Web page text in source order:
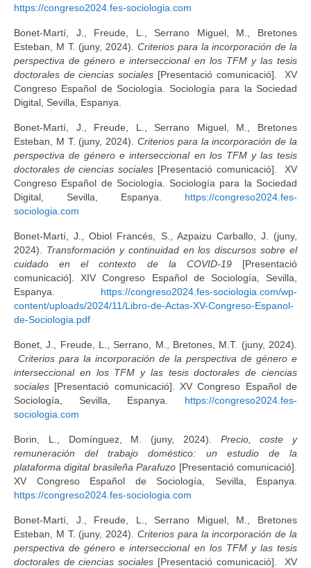
https://congreso2024.fes-sociologia.com
Bonet-Martí, J., Freude, L., Serrano Miguel, M., Bretones
Esteban, M T. (juny, 2024). Criterios para la incorporación de la
perspectiva de género e interseccional en los TFM y las tesis
doctorales de ciencias sociales [Presentació comunicació]. XV
Congreso Español de Sociología. Sociología para la Sociedad
Digital, Sevilla, Espanya.
Bonet-Martí, J., Freude, L., Serrano Miguel, M., Bretones
Esteban, M T. (juny, 2024). Criterios para la incorporación de la
perspectiva de género e interseccional en los TFM y las tesis
doctorales de ciencias sociales [Presentació comunicació]. XV
Congreso Español de Sociología. Sociología para la Sociedad
Digital, Sevilla, Espanya. https://congreso2024.fes-
sociologia.com
Bonet-Martí, J., Obiol Francés, S., Azpaizu Carballo, J. (juny,
2024). Transformación y continuidad en los discursos sobre el
cuidado en el contexto de la COVID-19[Presentació
comunicació]. XIV Congreso Español de Sociología, Sevilla,
Espanya. https://congreso2024.fes-sociologia.com/wp-
content/uploads/2024/11/Libro-de-Actas-XV-Congreso-Espanol-
de-Sociologia.pdf
Bonet, J., Freude, L., Serrano, M., Bretones, M.T. (juny, 2024).
Criterios para la incorporación de la perspectiva de género e
interseccional en los TFM y las tesis doctorales de ciencias
sociales [Presentació comunicació]. XV Congreso Español de
Sociología, Sevilla, Espanya. https://congreso2024.fes-
sociologia.com
Borin, L., Domínguez, M. (juny, 2024). Precio, coste y
remuneración del trabajo doméstico: un estudio de la
plataforma digital brasileña Parafuzo [Presentació comunicació].
XV Congreso Español de Sociología, Sevilla, Espanya.
https://congreso2024.fes-sociologia.com
Bonet-Martí, J., Freude, L., Serrano Miguel, M., Bretones
Esteban, M T. (juny, 2024). Criterios para la incorporación de la
perspectiva de género e interseccional en los TFM y las tesis
doctorales de ciencias sociales [Presentació comunicació]. XV